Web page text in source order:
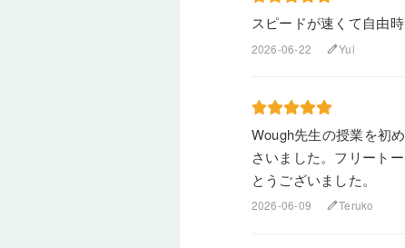
スピードが速くて自由
2026-06-22 editYui
Wough先生の授業を初
さいました。フリート
とうございました。
2026-06-09 editTeruko